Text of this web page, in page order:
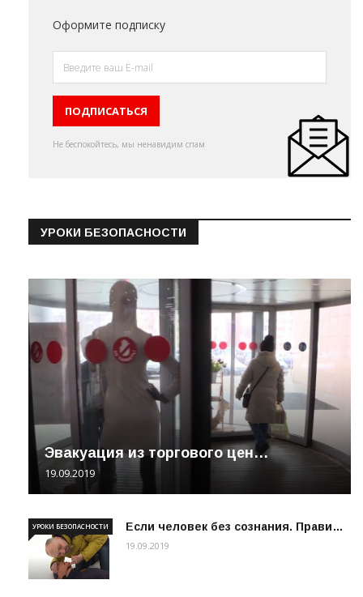
Оформите подписку
Не беспокойтесь, мы ненавидим спам
УРОКИ БЕЗОПАСНОСТИ
Эвакуация из торгового цен…
19.09.2019
Если человек без сознания. Прави…
УРОКИ БЕЗОПАСНОСТИ
19.09.2019